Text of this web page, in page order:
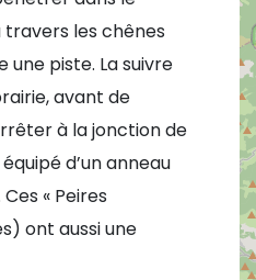
travers les chênes
une piste. La suivre
avant de
à la jonction de
d’un anneau
« Peires
ont aussi une